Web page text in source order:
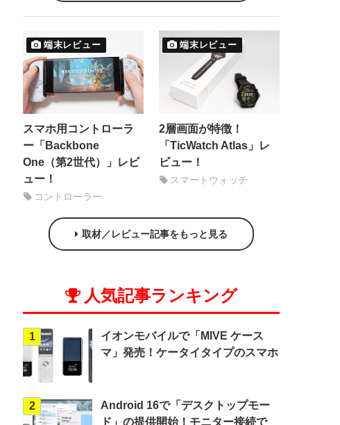
端末レビュー
スマホ用コントローラ
ー「Backbone
One（第2世代）」レビ
ュー！
コントローラー
端末レビュー
2層画面が特徴！
「TicWatch Atlas」レ
ビュー！
スマートウォッチ
取材／レビュー記事をもっと見る
人気記事ランキング
1
イオンモバイルで「MIVE ケース
マ」発売！ケータイタイプのスマホ
2
Android 16で「デスクトップモー
ド」の提供開始！モニター接続で